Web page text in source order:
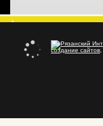
создание сайтов